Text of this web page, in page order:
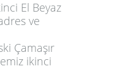
El Beyaz
ve
Çamaşır
ikinci